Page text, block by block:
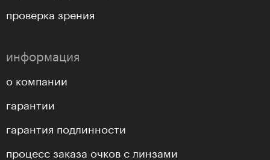
проверка зрения
информация
о компании
гарантии
гарантия подлинности
процесс заказа очков с линзами